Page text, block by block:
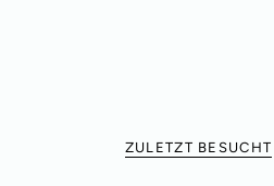
ZULETZT BESUCHT